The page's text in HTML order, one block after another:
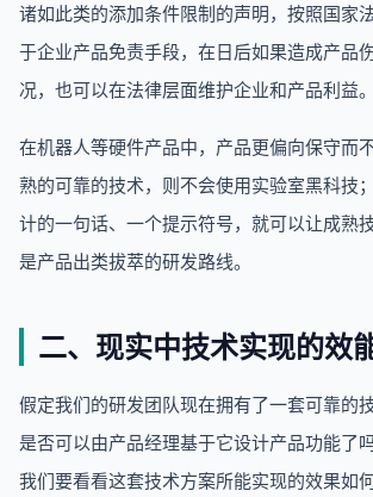
诸如此类的添加条件限制的声明，按照国家
于企业产品免责手段，在日后如果造成产品
况，也可以在法律层面维护企业和产品利益。
在机器人等硬件产品中，产品更偏向保守而
熟的可靠的技术，则不会使用实验室黑科技
计的一句话、一个提示符号，就可以让成熟
是产品出类拔萃的研发路线。
二、现实中技术实现的效
假定我们的研发团队现在拥有了一套可靠的
是否可以由产品经理基于它设计产品功能了
我们要看看这套技术方案所能实现的效果如